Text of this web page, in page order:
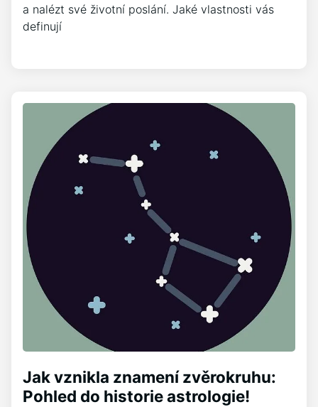
a nalézt své životní poslání. Jaké vlastnosti vás
definují
Jak vznikla znamení zvěrokruhu:
Pohled do historie astrologie!